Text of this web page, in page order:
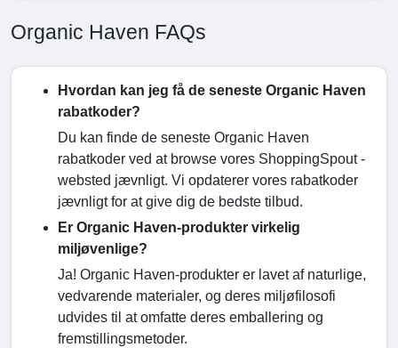
Organic Haven FAQs
Hvordan kan jeg få de seneste Organic Haven
rabatkoder?
Du kan finde de seneste Organic Haven
rabatkoder ved at browse vores ShoppingSpout -
websted jævnligt. Vi opdaterer vores rabatkoder
jævnligt for at give dig de bedste tilbud.
Er Organic Haven-produkter virkelig
miljøvenlige?
Ja! Organic Haven-produkter er lavet af naturlige,
vedvarende materialer, og deres miljøfilosofi
udvides til at omfatte deres emballering og
fremstillingsmetoder.